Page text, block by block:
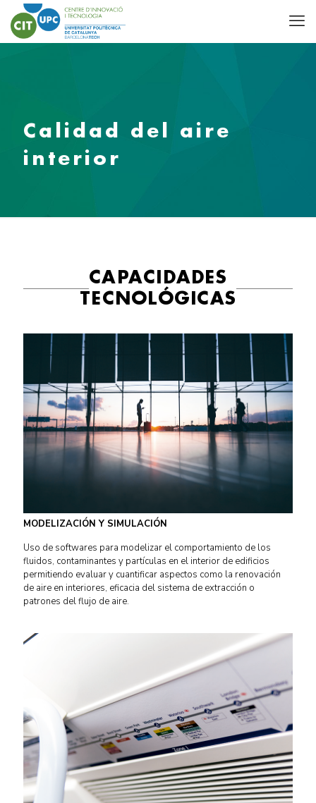
Calidad del aire
interior
CAPACIDADES
TECNOLÓGICAS
MODELIZACIÓN Y SIMULACIÓN
Uso de softwares para modelizar el comportamiento de los
fluidos, contaminantes y partículas en el interior de edificios
permitiendo evaluar y cuantificar aspectos como la renovación
de aire en interiores, eficacia del sistema de extracción o
patrones del flujo de aire.